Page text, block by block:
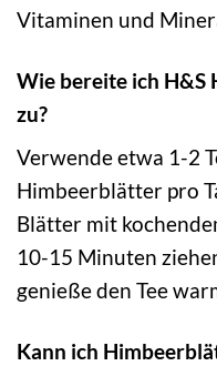
Vitaminen und
Wie bereite ich
zu?
Verwende etwa 1-2
Himbeerblätter pro
Blätter mit
10-15 Minuten
genieße den Tee
Kann ich